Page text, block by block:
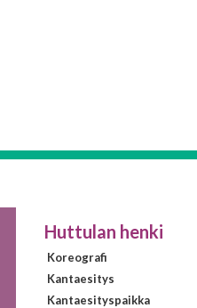
Huttulan henki
Koreografi
Kantaesitys
Kantaesityspaikka